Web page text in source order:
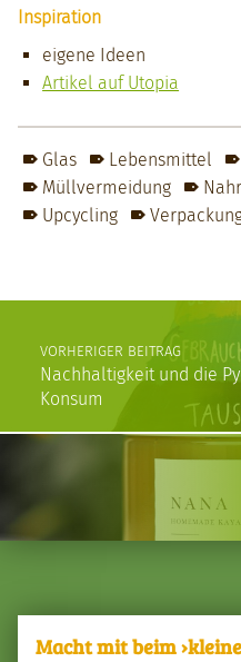
Inspiration
eigene Ideen
Artikel auf Utopia
Glas Lebensmittel
Müllvermeidung
Upcycling
Post navigation
VORHERIGER BEITRAG
Nachhaltigkeit und die
Konsum
Macht mit beim